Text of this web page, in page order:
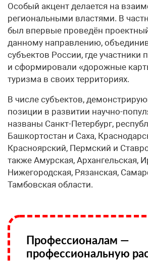
Особый акцент делается на
региональными властями. В
был впервые проведён
данному направлению,
субъектов России, где участники
и сформировали «дорожные
туризма в своих территориях.
В числе субъектов,
позиции в развитии научно-
названы Санкт-Петербург,
Башкортостан и Саха,
Красноярский, Пермский и
также Амурская, Архангельская,
Нижегородская, Рязанская,
Тамбовская области.
Профессионалам —
профессиональную